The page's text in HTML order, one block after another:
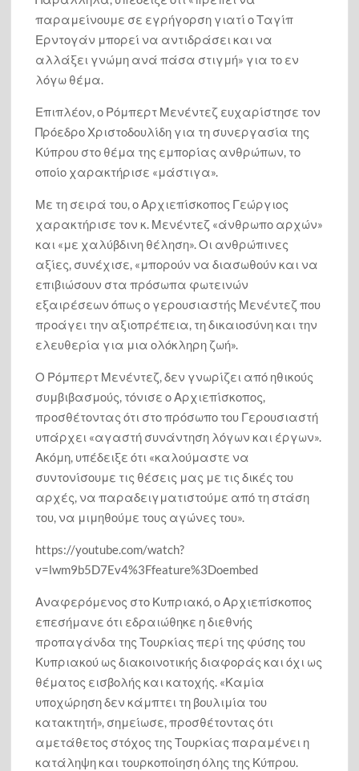
Αἶνος Στους Άξιους
τον χρησμό του Μαντείου Euroleonidas
παραμείνουμε σε εγρήγορση γιατί ο Ταγίπ
Ερντογάν μπορεί να αντιδράσει και να
αλλάξει γνώμη ανά πάσα στιγμή» για το εν
λόγω θέμα.
Επιπλέον, ο Ρόμπερτ Μενέντεζ ευχαρίστησε τον
Πρόεδρο Χριστοδουλίδη για τη συνεργασία της
Κύπρου στο θέμα της εμπορίας ανθρώπων, το
οποίο χαρακτήρισε «μάστιγα».
Με τη σειρά του, ο Αρχιεπίσκοπος Γεώργιος
χαρακτήρισε τον κ. Μενέντεζ «άνθρωπο αρχών»
και «με χαλύβδινη θέληση». Οι ανθρώπινες
αξίες, συνέχισε, «μπορούν να διασωθούν και να
επιβιώσουν στα πρόσωπα φωτεινών
εξαιρέσεων όπως ο γερουσιαστής Μενέντεζ που
προάγει την αξιοπρέπεια, τη δικαιοσύνη και την
ελευθερία για μια ολόκληρη ζωή».
Ο Ρόμπερτ Μενέντεζ, δεν γνωρίζει από ηθικούς
συμβιβασμούς, τόνισε ο Αρχιεπίσκοπος,
προσθέτοντας ότι στο πρόσωπο του Γερουσιαστή
υπάρχει «αγαστή συνάντηση λόγων και έργων».
Ακόμη, υπέδειξε ότι «καλούμαστε να
συντονίσουμε τις θέσεις μας με τις δικές του
αρχές, να παραδειγματιστούμε από τη στάση
του, να μιμηθούμε τους αγώνες του».
https://youtube.com/watch?
v=lwm9b5D7Ev4%3Ffeature%3Doembed
Αναφερόμενος στο Κυπριακό, ο Αρχιεπίσκοπος
επεσήμανε ότι εδραιώθηκε η διεθνής
προπαγάνδα της Τουρκίας περί της φύσης του
Κυπριακού ως διακοινοτικής διαφοράς και όχι ως
θέματος εισβολής και κατοχής. «Καμία
υποχώρηση δεν κάμπτει τη βουλιμία του
κατακτητή», σημείωσε, προσθέτοντας ότι
αμετάθετος στόχος της Τουρκίας παραμένει η
κατάληψη και τουρκοποίηση όλης της Κύπρου.